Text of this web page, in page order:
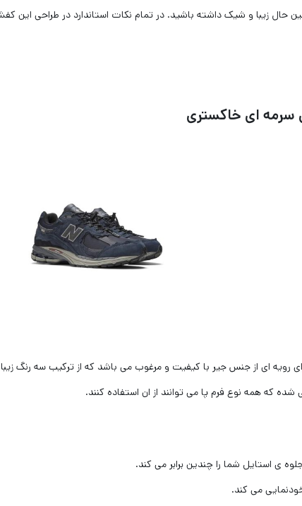
حال زیبا و شیک داشته باشید. در تمام نکات استاندارد در طراحی
که همه نوع فرم ‌پا می توانند از ان استفاده کنند.
ی استایل شما را چندین برابر می کند.